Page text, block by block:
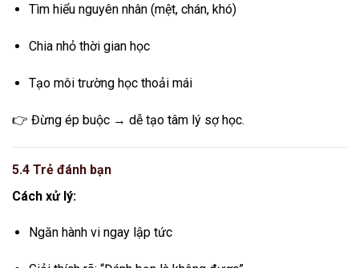
Tìm hiểu nguyên nhân (mệt, chán, khó)
Chia nhỏ thời gian học
Tạo môi trường học thoải mái
👉 Đừng ép buộc → dễ tạo tâm lý sợ học.
5.4 Trẻ đánh bạn
Cách xử lý:
Ngăn hành vi ngay lập tức